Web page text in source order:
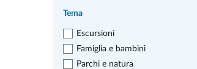
Tema
Escursioni
Famiglia e bambini
Parchi e natura